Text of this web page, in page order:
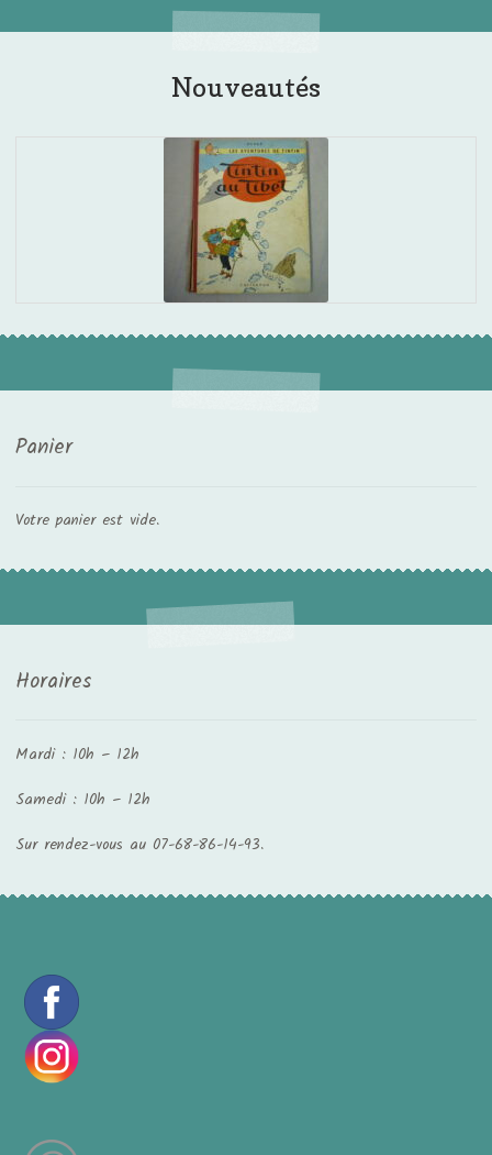
Nouveautés
Panier
Votre panier est vide.
Horaires
Mardi : 10h – 12h
Samedi : 10h – 12h
Sur rendez-vous au 07-68-86-14-93.